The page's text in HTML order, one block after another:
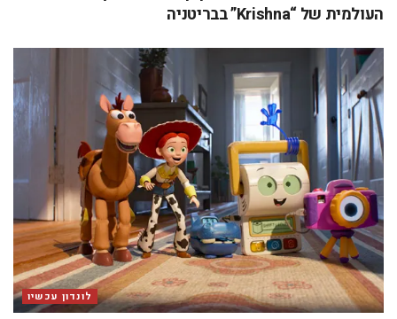
העולמית של “Krishna” בבריטניה
לונדון עכשיו